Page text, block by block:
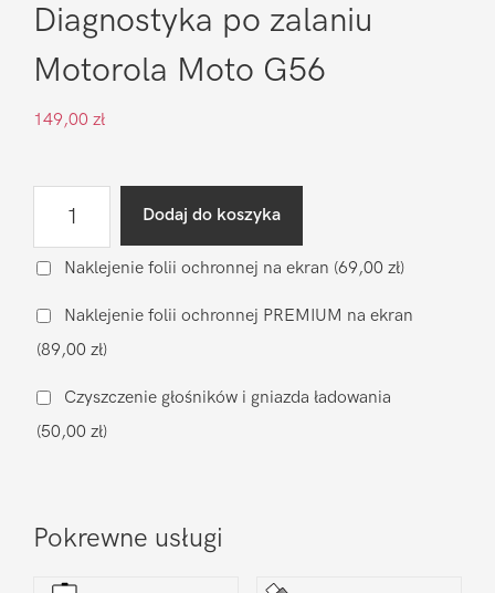
Diagnostyka po zalaniu
Motorola Moto G56
149,00 zł
po
Motorola
Moto
G56
Dodaj do koszyka
Naklejenie folii ochronnej na ekran (69,00 zł)
Naklejenie folii ochronnej PREMIUM na ekran
(89,00 zł)
Czyszczenie głośników i gniazda ładowania
(50,00 zł)
Pokrewne usługi